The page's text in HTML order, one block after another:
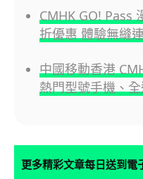
CMHK GO! Pass
折優惠 體驗無縫
中國移動香港
熱門型號手機、
更多精彩文章每日送到電